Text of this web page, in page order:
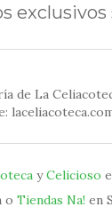
de La
yCelicioso
o Tiendas Na! en